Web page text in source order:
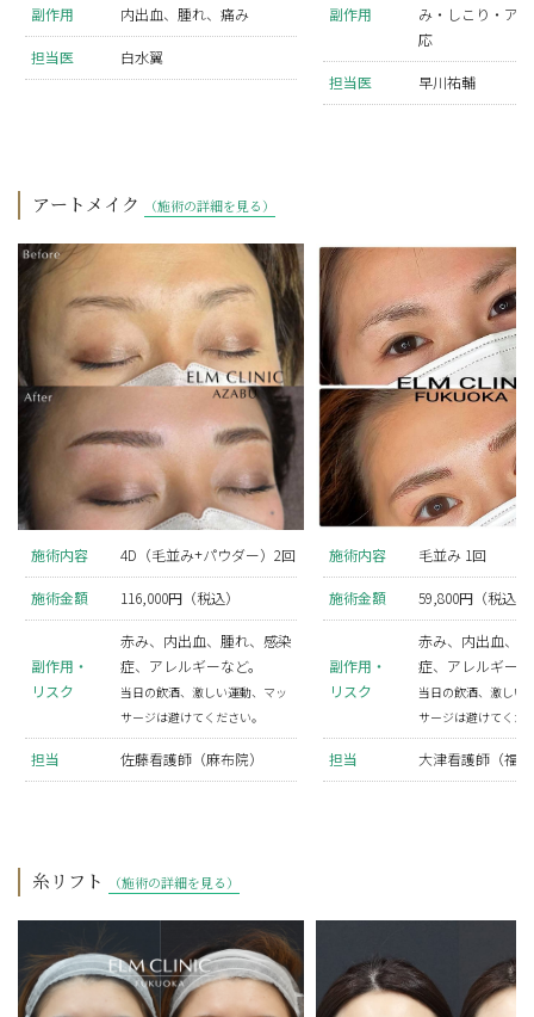
副作用 内出血、腫れ、痛み
担当医 白水翼
副作用
み・しこり・ア
応
担当医 早川祐輔
アートメイク （施術の詳細を見る）
施術内容 4D（毛並み+パウダー）2回
施術金額 116,000円（税込）
副作用・
リスク
赤み、内出血、腫れ、感染
症、アレルギーなど。
当日の飲酒、激しい運動、マッ
サージは避けてください。
担当 佐藤看護師（麻布院）
施術内容 毛並み 1回
施術金額 59,800円（税込）
副作用・
リスク
赤み、内出血、
症、アレルギー
当日の飲酒、激しい
サージは避けてくだ
担当 大津看護師（福
糸リフト （施術の詳細を見る）